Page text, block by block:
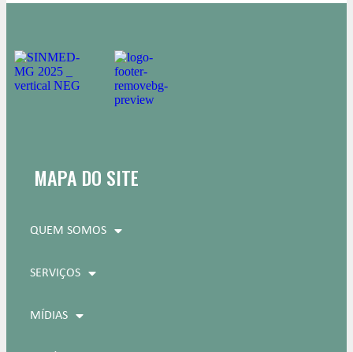
MAPA DO SITE
QUEM SOMOS
SERVIÇOS
MÍDIAS